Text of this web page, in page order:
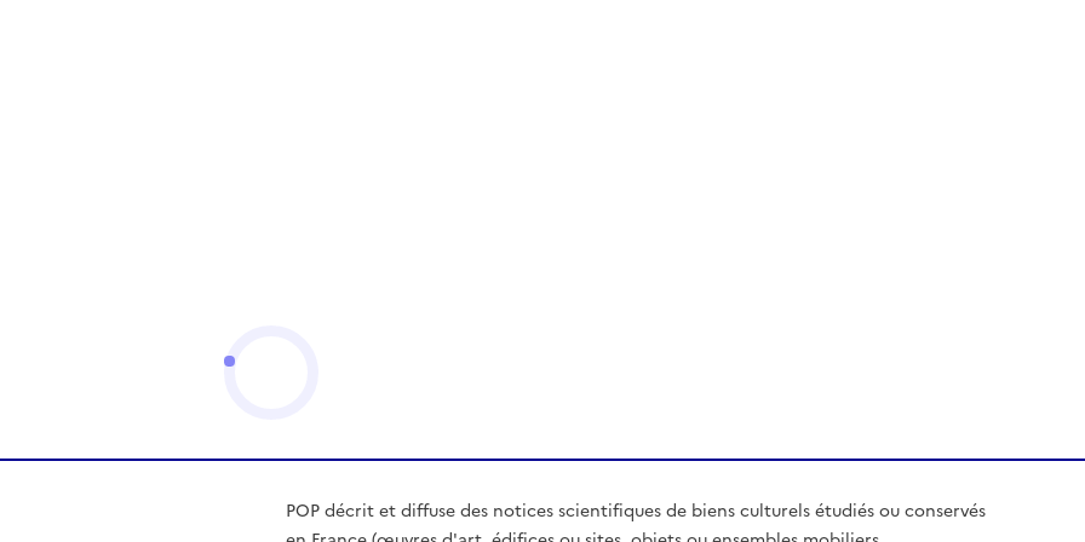
POP décrit et diffuse des notices scientifiques de biens culturels étudiés ou conservés